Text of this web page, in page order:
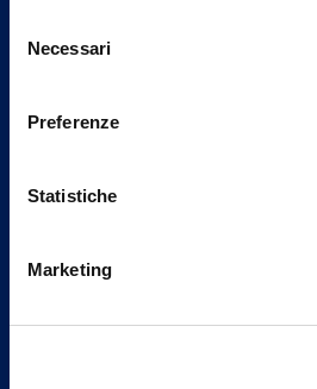
può trovare nel footer del sito nella
delNecessari
Preferenze
Statistiche
Marketing